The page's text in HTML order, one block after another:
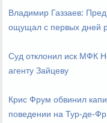
Владимир Газзаев:
ощущал с первых дней
Суд отклонил иск МФК
агенту Зайцеву
Крис Фрум обвинил
поведении на Тур-де-